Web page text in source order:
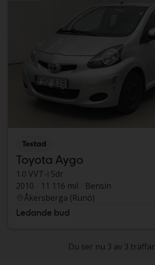
Testad
Toyota Aygo
1.0 VVT-i 5dr
2010
11 116 mil
Bensin
Åkersberga (Runö)
Ledande bud
Du ser nu 3 av 3 träffar